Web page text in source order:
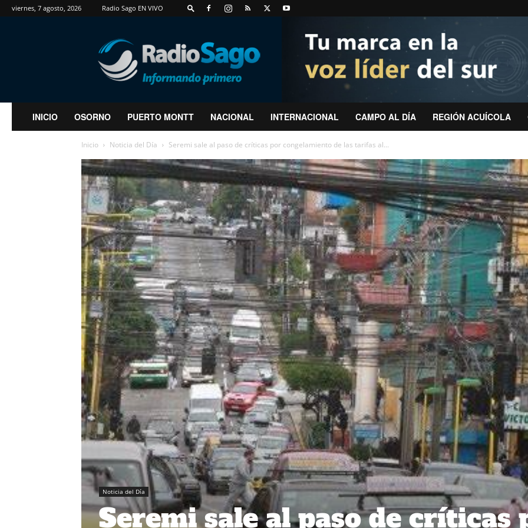
viernes, 7 agosto, 2026 Radio Sago EN VIVO
RadioSago
INICIO OSORNO PUERTO MONTT NACIONAL INTERNACIONAL CAMPO AL DÍA REGIÓN ACUÍCOLA
Inicio Noticia del Día Seremi sale al paso de críticas por congelamiento de las tarifas al...
Noticia del Día
Seremi sale al paso de críticas